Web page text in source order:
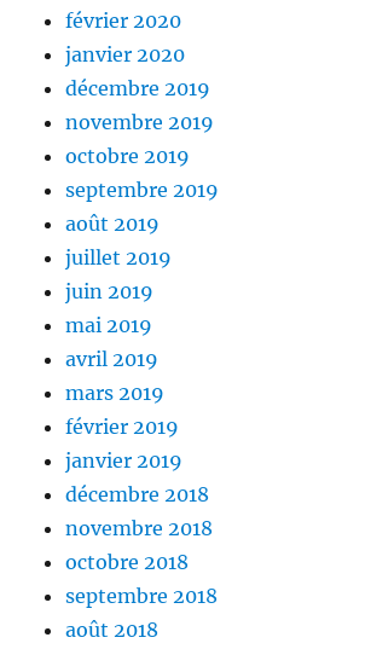
février 2020
janvier 2020
décembre 2019
novembre 2019
octobre 2019
septembre 2019
août 2019
juillet 2019
juin 2019
mai 2019
avril 2019
mars 2019
février 2019
janvier 2019
décembre 2018
novembre 2018
octobre 2018
septembre 2018
août 2018